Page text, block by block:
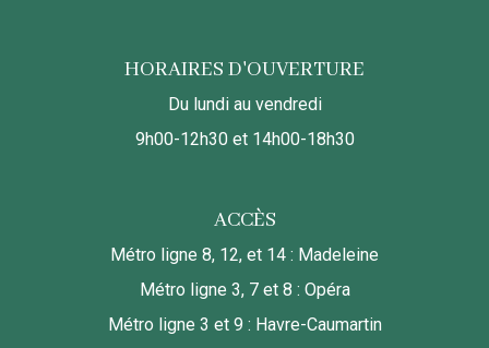
HORAIRES D'OUVERTURE
Du lundi au vendredi
9h00-12h30 et 14h00-18h30
ACCÈS
Métro ligne 8, 12, et 14 : Madeleine
Métro ligne 3, 7 et 8 : Opéra
Métro ligne 3 et 9 : Havre-Caumartin